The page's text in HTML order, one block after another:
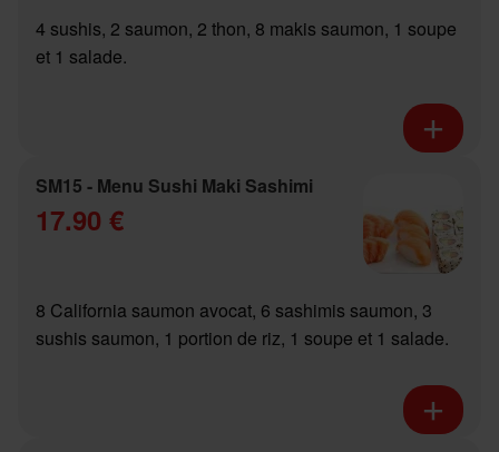
4 sushis, 2 saumon, 2 thon, 8 makis saumon, 1 soupe
et 1 salade.
SM15 - Menu Sushi Maki Sashimi
17.90 €
8 California saumon avocat, 6 sashimis saumon, 3
sushis saumon, 1 portion de riz, 1 soupe et 1 salade.